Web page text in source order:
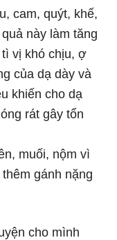
cam, quýt, khế,
này làm tăng
vị khó chịu, ợ
của dạ dày và
khiến cho dạ
rát gây tổn
muối, nộm vì
gánh nặng
cho mình